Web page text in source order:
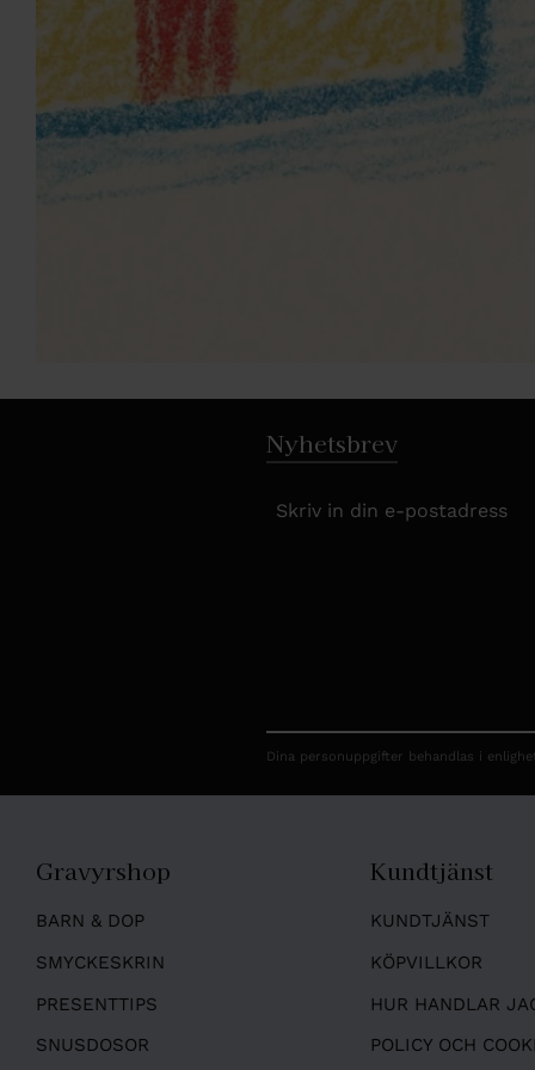
Nyhetsbrev
Dina personuppgifter behandlas i
Gravyrshop
BARN & DOP
SMYCKESKRIN
PRESENTTIPS
SNUSDOSOR
Kundtjänst
KUNDTJÄNST
KÖPVILLKOR
HUR HANDLAR
POLICY OCH